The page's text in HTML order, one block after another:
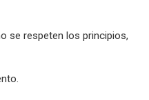
se respeten los principios,